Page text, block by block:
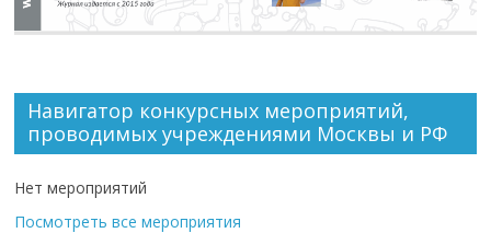
Навигатор конкурсных мероприятий,
проводимых учреждениями Москвы и РФ
Нет мероприятий
Посмотреть все мероприятия